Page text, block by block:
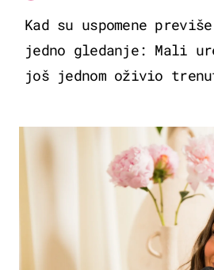
Kad su uspomene
jedno gledanje: Mali
još jednom oživio
MODA & LJEPOTA